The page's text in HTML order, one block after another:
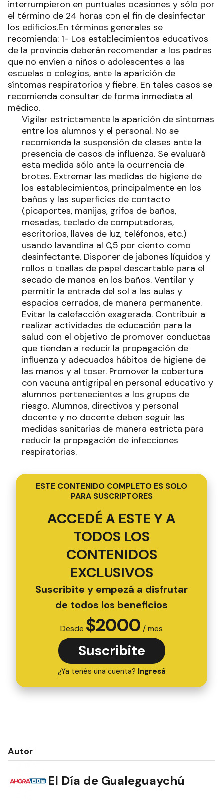
interrumpieron en puntuales ocasiones y sólo por
el término de 24 horas con el fin de desinfectar
los edificios.En términos generales se
recomienda: 1- Los establecimientos educativos
de la provincia deberán recomendar a los padres
que no envíen a niños o adolescentes a las
escuelas o colegios, ante la aparición de
síntomas respiratorios y fiebre. En tales casos se
recomienda consultar de forma inmediata al
médico.
Vigilar estrictamente la aparición de síntomas
entre los alumnos y el personal. No se
recomienda la suspensión de clases ante la
presencia de casos de influenza. Se evaluará
esta medida sólo ante la ocurrencia de
brotes. Extremar las medidas de higiene de
los establecimientos, principalmente en los
baños y las superficies de contacto
(picaportes, manijas, grifos de baños,
mesadas, teclado de computadoras,
escritorios, llaves de luz, teléfonos, etc.)
usando lavandina al 0,5 por ciento como
desinfectante. Disponer de jabones líquidos y
rollos o toallas de papel descartable para el
secado de manos en los baños. Ventilar y
permitir la entrada del sol a las aulas y
espacios cerrados, de manera permanente.
Evitar la calefacción exagerada. Contribuir a
realizar actividades de educación para la
salud con el objetivo de promover conductas
que tiendan a reducir la propagación de
influenza y adecuados hábitos de higiene de
las manos y al toser. Promover la cobertura
con vacuna antigripal en personal educativo y
alumnos pertenecientes a los grupos de
riesgo. Alumnos, directivos y personal
docente y no docente deben seguir las
medidas sanitarias de manera estricta para
reducir la propagación de infecciones
respiratorias.
ESTE CONTENIDO COMPLETO ES SOLO
PARA SUSCRIPTORES
ACCEDÉ A ESTE Y A
TODOS LOS
CONTENIDOS
EXCLUSIVOS
Suscribite y empezá a disfrutar
de todos los beneficios
Desde $2000 / mes
Suscribite
¿Ya tenés una cuenta? Ingresá
Autor
El Día de Gualeguaychú